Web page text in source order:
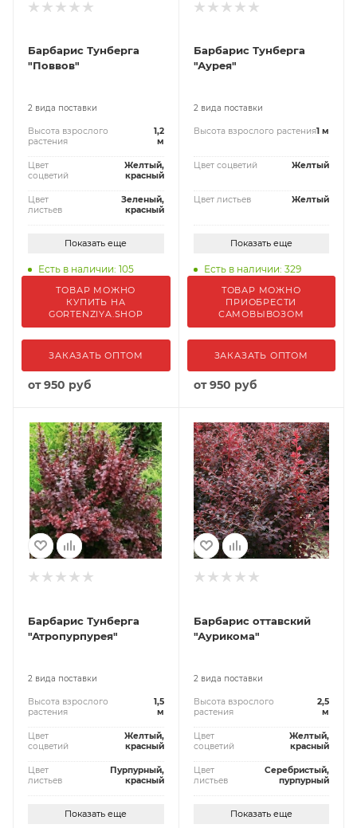
Барбарис Тунберга
"Поввов"
2 вида поставки
Высота взрослого
растения
1,2
м
Цвет
соцветий
Желтый,
красный
Цвет
листьев
Зеленый,
красный
Показать еще
Есть в наличии: 105
ТОВАР МОЖНО
КУПИТЬ НА
GORTENZIYA.SHOP
ЗАКАЗАТЬ ОПТОМ
от950 руб
Барбарис Тунберга
"Аурея"
2 вида поставки
Высота взрослого растения1 м
Цвет соцветий Желтый
Цвет листьев Желтый
Показать еще
Есть в наличии: 329
ТОВАР МОЖНО
ПРИОБРЕСТИ
САМОВЫВОЗОМ
ЗАКАЗАТЬ ОПТОМ
от950 руб
Барбарис Тунберга
"Атропурпурея"
2 вида поставки
Высота взрослого
растения
1,5
м
Цвет
соцветий
Желтый,
красный
Цвет
листьев
Пурпурный,
красный
Показать еще
Барбарис оттавский
"Аурикома"
2 вида поставки
Высота взрослого
растения
2,5
м
Цвет
соцветий
Желтый,
красный
Цвет
листьев
Серебристый,
пурпурный
Показать еще